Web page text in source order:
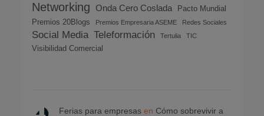
Networking Onda Cero Coslada
Pacto Mundial
Premios 20Blogs
Premios Empresaria ASEME Redes Sociales
Social Media Teleformación Tertulia TIC
Visibilidad Comercial
Ferias para empresasen Cómo sobrevivir a